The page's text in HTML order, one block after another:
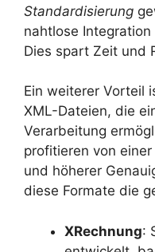
Standardisierung
nahtlose
Dies spart Zeit und
Ein weiterer Vorteil
XML-Dateien, die
Verarbeitung
profitieren von
und höherer
diese Formate die
XRechnung: